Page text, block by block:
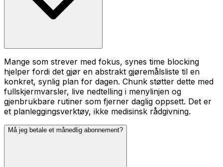
Mange som strever med fokus, synes time blocking
hjelper fordi det gjør en abstrakt gjøremålsliste til en
konkret, synlig plan for dagen. Chunk støtter dette med
fullskjermvarsler, live nedtelling i menylinjen og
gjenbrukbare rutiner som fjerner daglig oppsett. Det er
et planleggingsverktøy, ikke medisinsk rådgivning.
Må jeg betale et månedlig abonnement?